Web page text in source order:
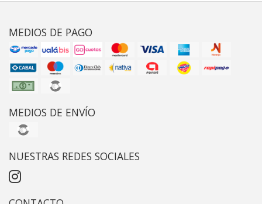
MEDIOS DE PAGO
MEDIOS DE ENVÍO
NUESTRAS REDES SOCIALES